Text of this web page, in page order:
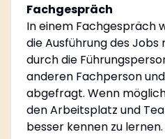
Fachgespräch
In einem Fachgespräch
die Ausführung des
durch die
anderen Fachperson
abgefragt. Wenn
den Arbeitsplatz und
besser kennen zu